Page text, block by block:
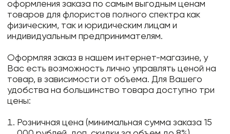
оформления заказа по самым выгодным ценам
товаров для флористов полного спектра как
физическим, так и юридическим лицам и
индивидуальным предпринимателям.
Оформляя заказ в нашем интернет-магазине, у
Вас есть возможность лично управлять ценой на
товар, в зависимости от объема. Для Вашего
удобства на большинство товара доступно три
цены:
Розничная цена (минимальная сумма заказа 15